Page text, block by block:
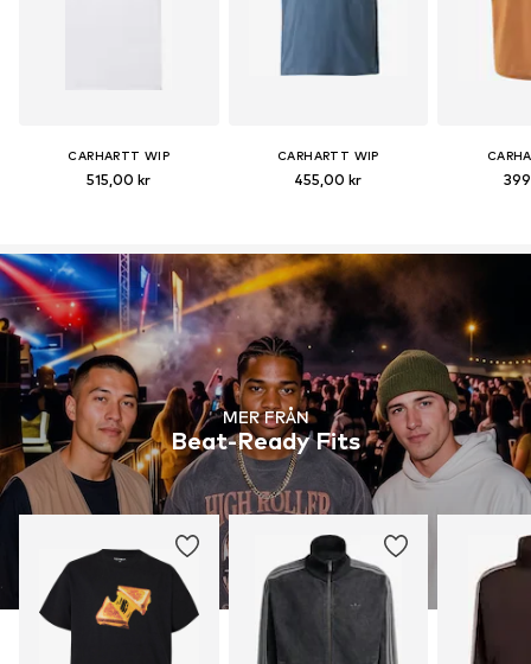
CARHARTT WIP
515,00 kr
CARHARTT WIP
455,00 kr
MER FRÅN
Beat-Ready Fits